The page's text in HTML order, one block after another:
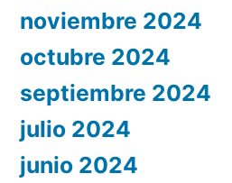
noviembre 2024
octubre 2024
septiembre 2024
julio 2024
junio 2024